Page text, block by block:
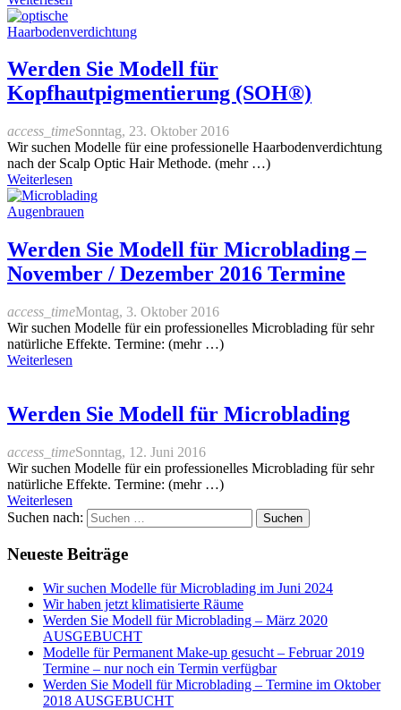
Werden Sie Modell für
Kopfhautpigmentierung (SOH®)
access_timeSonntag, 23. Oktober 2016
Wir suchen Modelle für eine professionelle Haarbodenverdichtung
nach der Scalp Optic Hair Methode. (mehr …)
Weiterlesen
Werden Sie Modell für Microblading –
November / Dezember 2016 Termine
access_timeMontag, 3. Oktober 2016
Wir suchen Modelle für ein professionelles Microblading für sehr
natürliche Effekte. Termine: (mehr …)
Weiterlesen
Werden Sie Modell für Microblading
access_timeSonntag, 12. Juni 2016
Wir suchen Modelle für ein professionelles Microblading für sehr
natürliche Effekte. Termine: (mehr …)
Weiterlesen
Suchen nach:
Neueste Beiträge
Wir suchen Modelle für Microblading im Juni 2024
Wir haben jetzt klimatisierte Räume
Werden Sie Modell für Microblading – März 2020
AUSGEBUCHT
Modelle für Permanent Make-up gesucht – Februar 2019
Termine – nur noch ein Termin verfügbar
Werden Sie Modell für Microblading – Termine im Oktober
2018 AUSGEBUCHT